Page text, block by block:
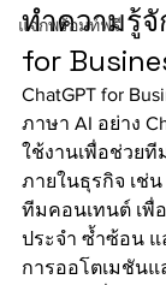
แจกพร้อมท์ฟรี
ทำความรู้จั
for
ChatGPT for
ภาษา AI อย่าง
ใช้งานเพื่อช่วยที
ภายในธุรกิจ เช่
ทีมคอนเทนต์ เพื่
ประจำ ซ้ำซ้อน
การออโตเมชันแ